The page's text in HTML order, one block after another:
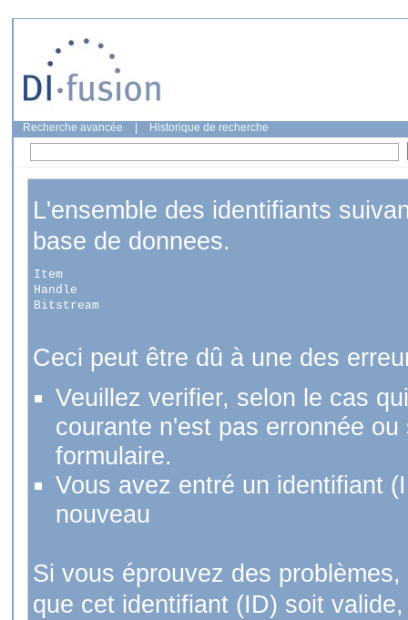
Recherche avancée Historique de recherche
L'ensemble des identifiants
base de donnees.
Item
Handle
Bitstream
Ceci peut être dû à une des
Veuillez verifier, selon le cas
courante n'est pas erronnée
formulaire.
Vous avez entré un identifiant
nouveau
Si vous éprouvez des
que cet identifiant (ID) soit